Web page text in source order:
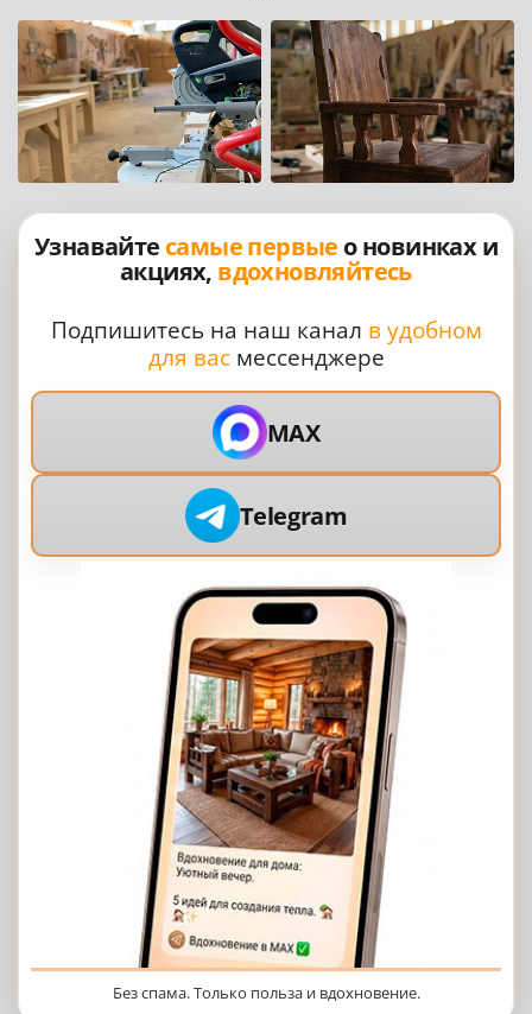
Узнавайте самые первые о новинках и
акциях, вдохновляйтесь
Подпишитесь на наш канал в удобном
для васмессенджере
MAX
Telegram
Без спама. Только польза и вдохновение.